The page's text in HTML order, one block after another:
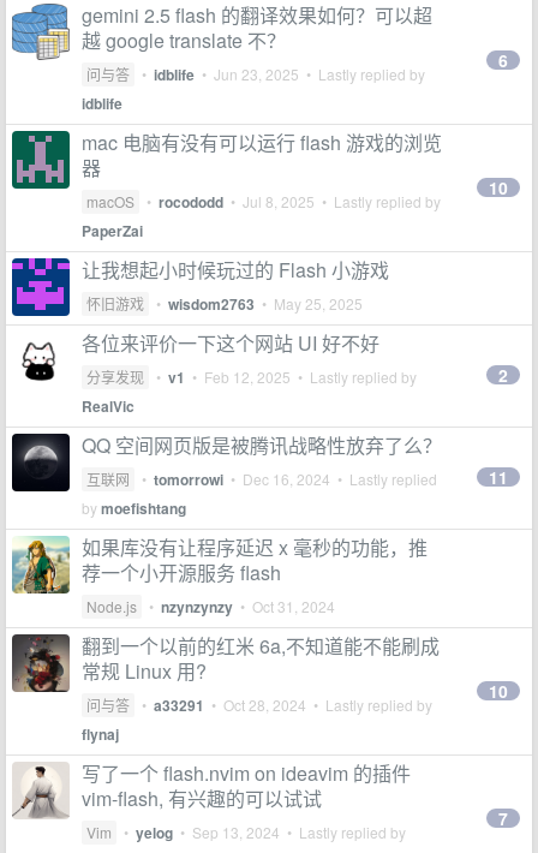
gemini 2.5 flash 的翻译效果如何？可以超
越 google translate 不？
问与答 • idblife • Jun 23, 2025 • Lastly replied by
idblife
6
mac 电脑有没有可以运行 flash 游戏的浏览
器
macOS • rocododd • Jul 8, 2025 • Lastly replied by
PaperZai
10
让我想起小时候玩过的 Flash 小游戏
怀旧游戏 • wisdom2763 • May 25, 2025
各位来评价一下这个网站 UI 好不好
分享发现 • v1 • Feb 12, 2025 • Lastly replied by
RealVic
2
QQ 空间网页版是被腾讯战略性放弃了么？
互联网 • tomorrowi • Dec 16, 2024 • Lastly replied
bymoefishtang
11
如果库没有让程序延迟 x 毫秒的功能，推
荐一个小开源服务 flash
Node.js • nzynzynzy • Oct 31, 2024
翻到一个以前的红米 6a,不知道能不能刷成
常规 Linux 用?
问与答 • a33291 • Oct 28, 2024 • Lastly replied by
flynaj
10
写了一个 flash.nvim on ideavim 的插件
vim-flash, 有兴趣的可以试试
Vim • yelog • Sep 13, 2024 • Lastly replied by
7